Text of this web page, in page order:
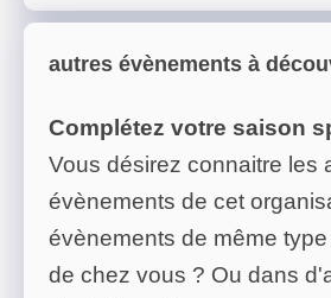
autres évènements à
Complétez votre saison
Vous désirez connaitre les
évènements de cet
évènements de même
de chez vous ? Ou dans